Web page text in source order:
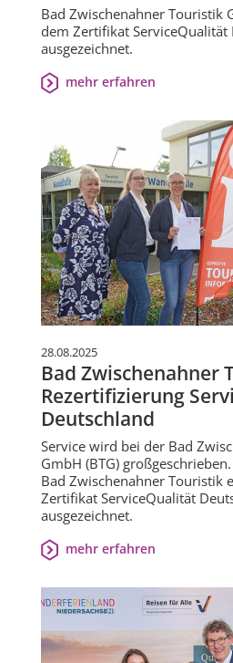
Bad Zwischenahner Touristik
dem Zertifikat ServiceQualität
ausgezeichnet.
mehr erfahren
28.08.2025
Bad Zwischenahner
Rezertifizierung
Deutschland
Service wird bei der Bad
GmbH (BTG)
Bad Zwischenahner Touristik
Zertifikat ServiceQualität
ausgezeichnet.
mehr erfahren